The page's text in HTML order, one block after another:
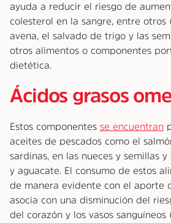
ayuda a reducir el riesgo de
colesterol en la sangre, entre otros
avena, el salvado de trigo y las
otros alimentos o componentes
dietética.
Ácidos grasos
Estos componentes se encuentran
aceites de pescados como el
sardinas, en las nueces y semillas
y aguacate. El consumo de estos
de manera evidente con el aporte
asocia con una disminución del
del corazón y los vasos sanguíneos